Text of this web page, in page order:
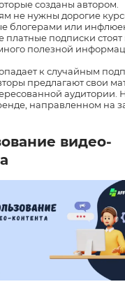
созданы автором.
не нужны дорогие
блогерами или
подписки стоят
полезной
к случайным
предлагают свои
аудитории.
направленном на
видео-